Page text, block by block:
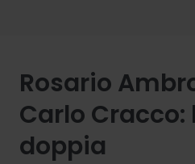
Rosario
Carlo Cracco:
doppia